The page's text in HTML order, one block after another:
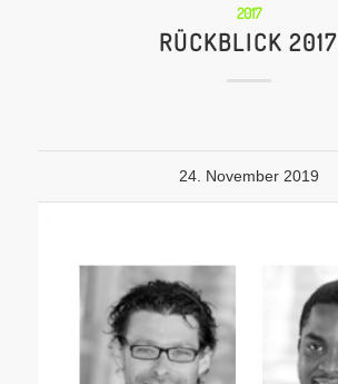
2017
RÜCKBLICK 2017
24. November 2019